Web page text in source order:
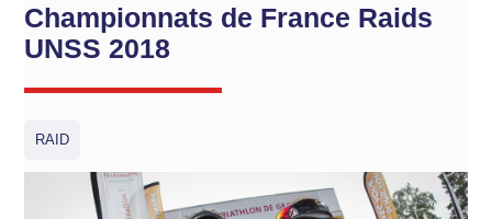
Championnats de France Raids
UNSS 2018
RAID